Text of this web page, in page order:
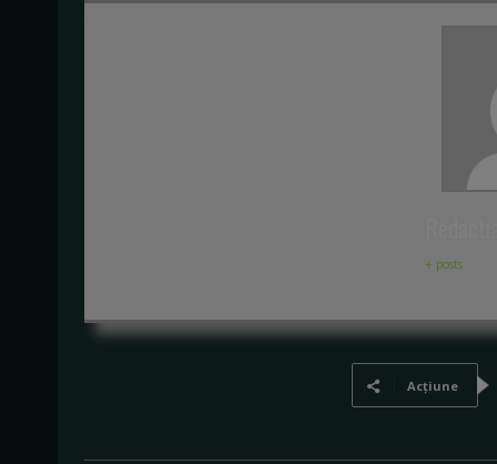
+ posts
Acțiune